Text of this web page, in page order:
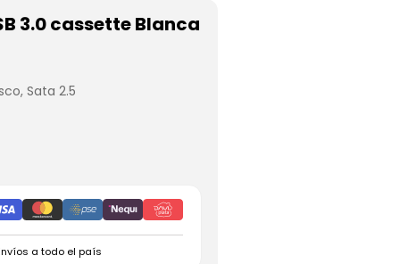
3.0 cassette Blanca
, Sata 2.5
a todo el país